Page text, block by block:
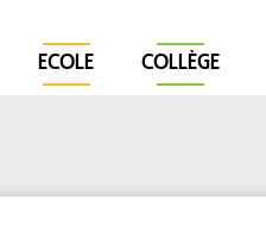
ECOLE COLLÈGE